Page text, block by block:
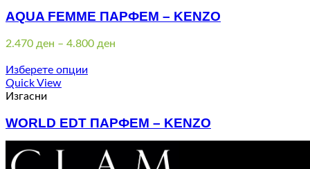
AQUA FEMME ПАРФЕМ – KENZO
2.470 ден – 4.800 ден
Изберете опции
Quick View
Изгасни
WORLD EDT ПАРФЕМ – KENZO
3.030ден – ден
Price
range: